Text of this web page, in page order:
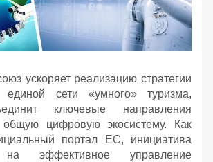
ускоряет реализацию стратегии
сети «умного» туризма,
ключевые направления
общую цифровую экосистему. Как
портал ЕС, инициатива
на эффективное управление